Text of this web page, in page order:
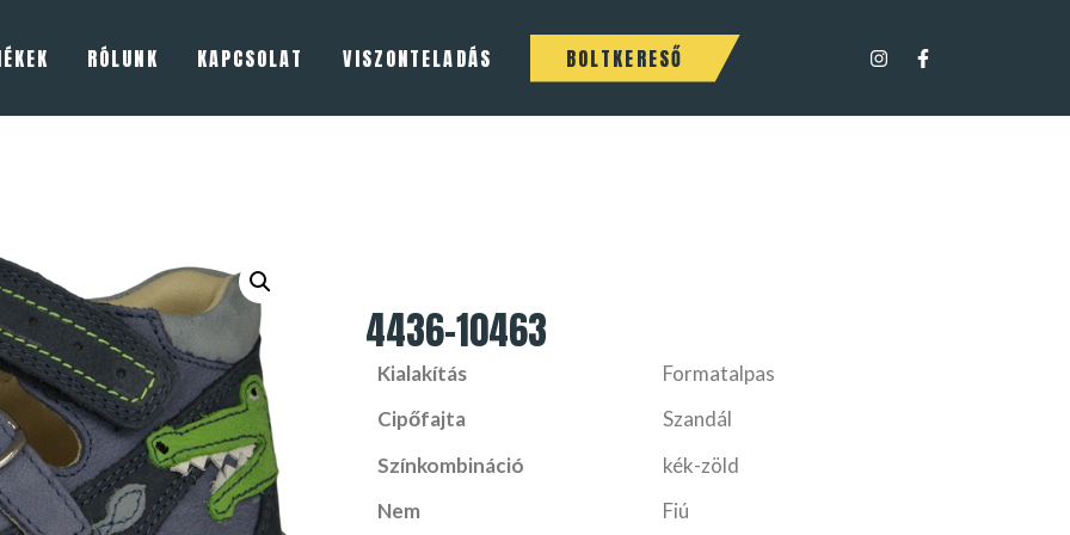
RÓLUNK KAPCSOLAT VISZONTELADÁS BOLTKERESŐ
4436-10463
Kialakítás
Formatalpas
Cipőfajta
Szandál
Színkombináció
kék-zöld
Nem
Fiú